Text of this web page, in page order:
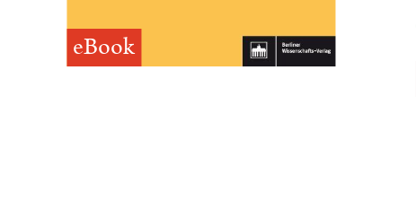
eBook